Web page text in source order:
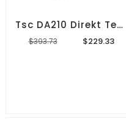
Tsc DA210 Direkt Termal Barkod Etiket Yazıcı
$229.33
$393.73